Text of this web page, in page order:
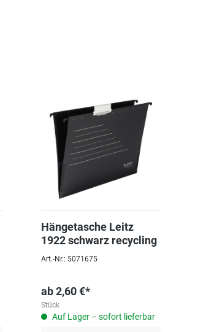
Hängetasche Leitz
1922 schwarz recycling
Art.-Nr.: 5071675
ab2,60 €*
Stück
Auf Lager – sofort lieferbar